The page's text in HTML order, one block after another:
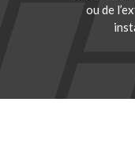
ou de